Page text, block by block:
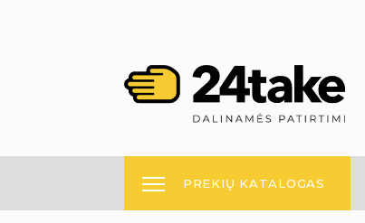
PREKIŲ KATALOGAS